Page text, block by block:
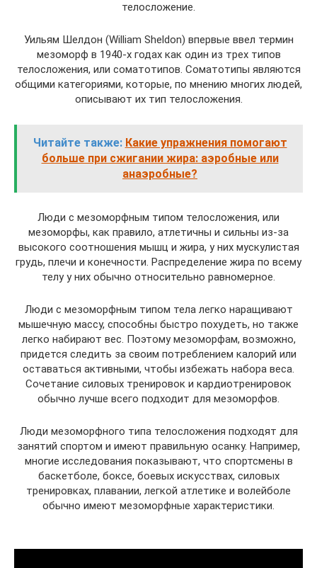
телосложение.
Уильям Шелдон (William Sheldon) впервые ввел термин
мезоморф в 1940-х годах как один из трех типов
телосложения, или соматотипов. Соматотипы являются
общими категориями, которые, по мнению многих людей,
описывают их тип телосложения.
Читайте также: Какие упражнения помогают
больше при сжигании жира: аэробные или
анаэробные?
Люди с мезоморфным типом телосложения, или
мезоморфы, как правило, атлетичны и сильны из-за
высокого соотношения мышц и жира, у них мускулистая
грудь, плечи и конечности. Распределение жира по всему
телу у них обычно относительно равномерное.
Люди с мезоморфным типом тела легко наращивают
мышечную массу, способны быстро похудеть, но также
легко набирают вес. Поэтому мезоморфам, возможно,
придется следить за своим потреблением калорий или
оставаться активными, чтобы избежать набора веса.
Сочетание силовых тренировок и кардиотренировок
обычно лучше всего подходит для мезоморфов.
Люди мезоморфного типа телосложения подходят для
занятий спортом и имеют правильную осанку. Например,
многие исследования показывают, что спортсмены в
баскетболе, боксе, боевых искусствах, силовых
тренировках, плавании, легкой атлетике и волейболе
обычно имеют мезоморфные характеристики.